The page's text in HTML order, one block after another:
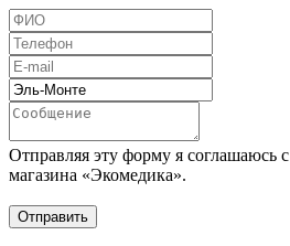
Отправляя эту форму я соглашаюсь с
магазина «Экомедика».